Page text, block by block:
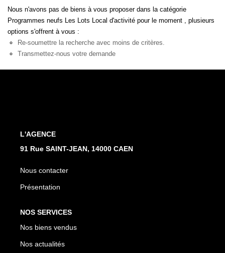
Qui Sommes Nous
Nos Services
Créer une alerte
Nous n'avons pas de biens à vous proposer dans la catégorie
Programmes neufs Les Lots Local d'activité pour le moment , plusieurs
options s'offrent à vous :
Re-soumettre la recherche avec moins de critères.
Transmettez-nous votre demande
L'AGENCE
91 Rue SAINT-JEAN, 14000 CAEN
Nous contacter
Présentation
NOS SERVICES
Nos biens vendus
Nos actualités